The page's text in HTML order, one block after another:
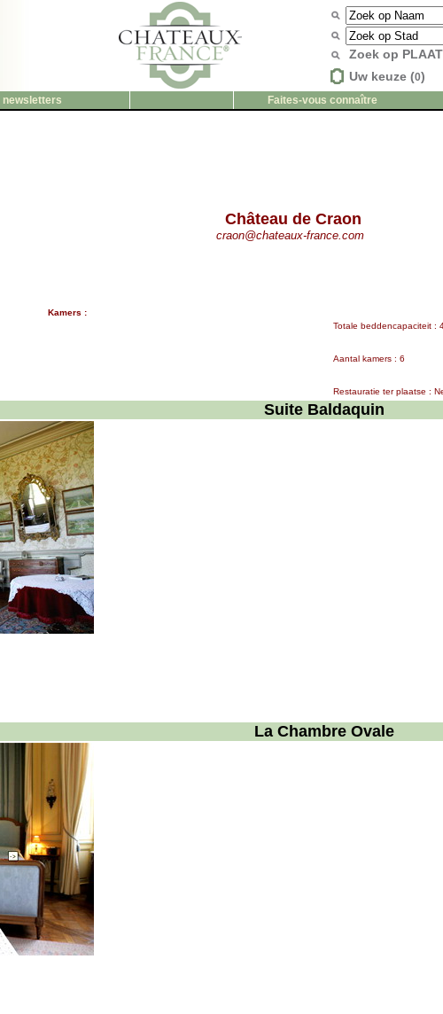
Zoek op
Uw keuze (0)
newsletters
Faites-vous connaître
Château de Craon
craon@chateaux-france.com
Kamers :
Totale beddencapaciteit :
Aantal kamers : 6
Restauratie ter plaatse :
Suite Baldaquin
La Chambre Ovale